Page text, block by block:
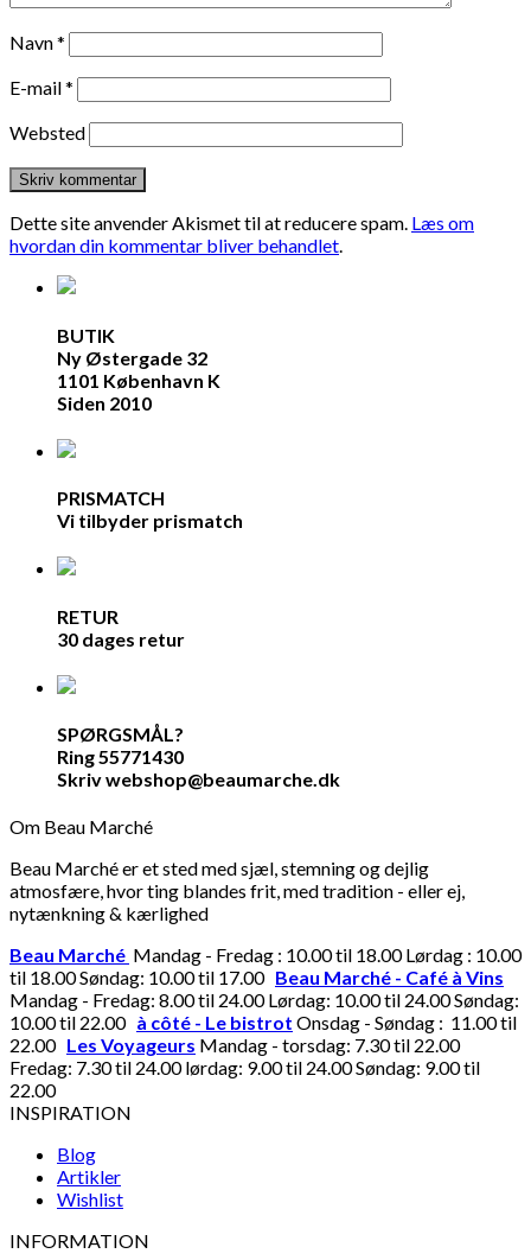
Navn*
E-mail*
Websted
Dette site anvender Akismet til at reducere spam. Læs om
hvordan din kommentar bliver behandlet.
BUTIK
Ny Østergade 32
1101 København K
Siden 2010
PRISMATCH
Vi tilbyder prismatch
RETUR
30 dages retur
SPØRGSMÅL?
Ring 55771430
Skriv webshop@beaumarche.dk
Om Beau Marché
Beau Marché er et sted med sjæl, stemning og dejlig
atmosfære, hvor ting blandes frit, med tradition - eller ej,
nytænkning & kærlighed
Beau Marché Mandag - Fredag : 10.00 til 18.00 Lørdag : 10.00
til 18.00 Søndag: 10.00 til 17.00 Beau Marché - Café à Vins
Mandag - Fredag: 8.00 til 24.00 Lørdag: 10.00 til 24.00 Søndag:
10.00 til 22.00 à côté - Le bistrot Onsdag - Søndag : 11.00 til
22.00 Les Voyageurs Mandag - torsdag: 7.30 til 22.00
Fredag: 7.30 til 24.00 lørdag: 9.00 til 24.00 Søndag: 9.00 til
22.00
INSPIRATION
Blog
Artikler
Wishlist
INFORMATION